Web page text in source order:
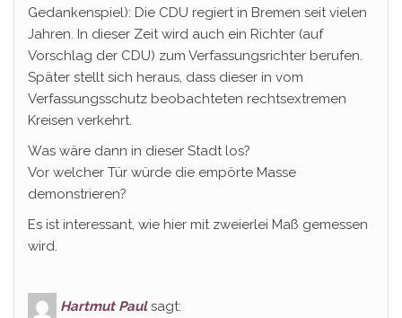
Gedankenspiel): Die CDU regiert in Bremen seit vielen
Jahren. In dieser Zeit wird auch ein Richter (auf
Vorschlag der CDU) zum Verfassungsrichter berufen.
Später stellt sich heraus, dass dieser in vom
Verfassungsschutz beobachteten rechtsextremen
Kreisen verkehrt.
Was wäre dann in dieser Stadt los?
Vor welcher Tür würde die empörte Masse
demonstrieren?
Es ist interessant, wie hier mit zweierlei Maß gemessen
wird.
Hartmut Paul sagt: